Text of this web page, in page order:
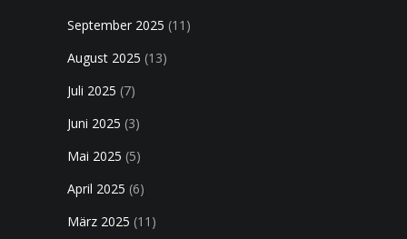
September 2025 (11)
August 2025 (13)
Juli 2025 (7)
Juni 2025 (3)
Mai 2025 (5)
April 2025 (6)
März 2025 (11)